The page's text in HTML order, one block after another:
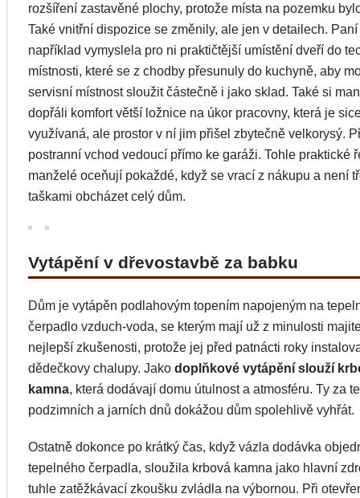
rozšíření zastavěné plochy, protože místa na pozemku
Také vnitřní dispozice se změnily, ale jen v detailech.
například vymyslela pro ni praktičtější umístění dveří do
místnosti, které se z chodby přesunuly do kuchyně, aby
servisní místnost sloužit částečně i jako sklad. Také si
dopřáli komfort větší ložnice na úkor pracovny, která je
využívaná, ale prostor v ní jim přišel zbytečně velkorysý.
postranní vchod vedoucí přímo ke garáži. Tohle praktické
manželé oceňují pokaždé, když se vrací z nákupu a není
taškami obcházet celý dům.
Vytápění v dřevostavbě za babku
Dům je vytápěn podlahovým topením napojeným na
čerpadlo vzduch-voda, se kterým mají už z minulosti
nejlepší zkušenosti, protože jej před patnácti roky
dědečkovy chalupy. Jako doplňkové vytápění slouží
kamna, která dodávají domu útulnost a atmosféru. Ty za
podzimních a jarních dnů dokážou dům spolehlivě vyhřát.
Ostatně dokonce po krátký čas, když vázla dodávka
tepelného čerpadla, sloužila krbová kamna jako hlavní
tuhle zatěžkávací zkoušku zvládla na výbornou. Při